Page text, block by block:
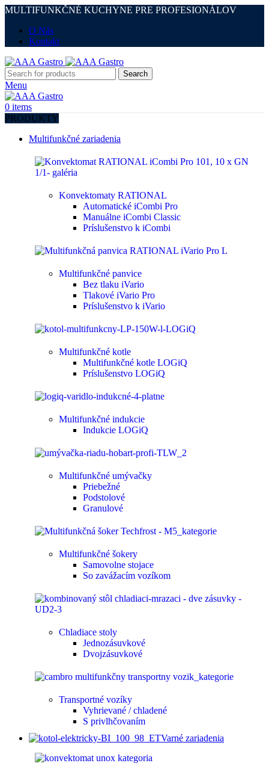
MULTIFUNKČNÉ KUCHYNE PRE PROFESIONÁLOV
O Nás
Kontakt
Search
Menu
0 items
PRODUKTY
Multifunkčné zariadenia
Konvektomaty RATIONAL
Automatické iCombi Pro
Manuálne iCombi Classic
Príslušenstvo k iCombi
Multifunkčné panvice
Bez tlaku iVario
Tlakové iVario Pro
Príslušenstvo k iVario
Multifunkčné kotle
Multifunkčné kotle LOGiQ
Príslušenstvo LOGiQ
Multifunkčné indukcie
Indukcie LOGiQ
Multifunkčné umývačky
Priebežné
Podstolové
Granulové
Multifunkčné šokery
Samovolne stojace
So zavážacím vozíkom
Chladiace stoly
Jednozásuvkové
Dvojzásuvkové
Transportné vozíky
Vyhrievané / chladené
S privlhčovaním
Varné zariadenia